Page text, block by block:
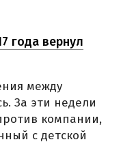
года вернул
между
За эти недели
компании,
с детской